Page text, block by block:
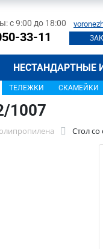
с 9:00 до 18:00
33-11
НЕСТАНДАРТНЫЕ
ТЕЛЕЖКИ СКАМЕЙКИ
1007
Стол